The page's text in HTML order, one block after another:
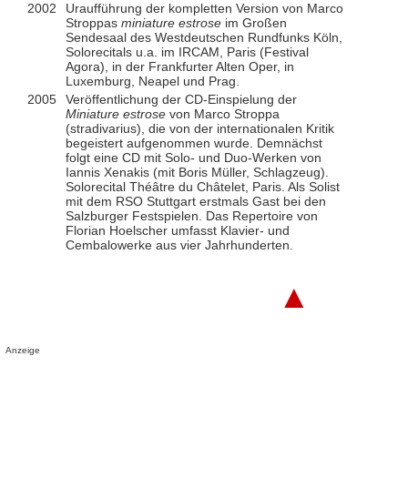
2002
Uraufführung der kompletten Version von Marco
Stroppas miniature estroseim Großen
Sendesaal des Westdeutschen Rundfunks Köln,
Solorecitals u.a. im IRCAM, Paris (Festival
Agora), in der Frankfurter Alten Oper, in
Luxemburg, Neapel und Prag.
2005
Veröffentlichung der CD-Einspielung der
Miniature estrosevon Marco Stroppa
(stradivarius), die von der internationalen Kritik
begeistert aufgenommen wurde. Demnächst
folgt eine CD mit Solo- und Duo-Werken von
Iannis Xenakis (mit Boris Müller, Schlagzeug).
Solorecital Théâtre du Châtelet, Paris. Als Solist
mit dem RSO Stuttgart erstmals Gast bei den
Salzburger Festspielen. Das Repertoire von
Florian Hoelscher umfasst Klavier- und
Cembalowerke aus vier Jahrhunderten.
▲
Anzeige